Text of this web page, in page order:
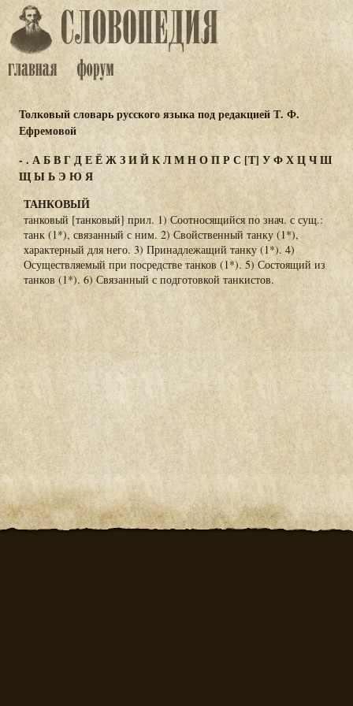
Толковый словарь русского языка под редакцией Т. Ф.
Ефремовой
- . АБВГДЕЁЖЗИЙКЛМНОПР С [Т] УФХЦЧШ
ЩЫЬЭ ЮЯ
ТАНКОВЫЙ
танковый [танковый] прил. 1) Соотносящийся по знач. с сущ.:
танк (1*), связанный с ним. 2) Свойственный танку (1*),
характерный для него. 3) Принадлежащий танку (1*). 4)
Осуществляемый при посредстве танков (1*). 5) Состоящий из
танков (1*). 6) Связанный с подготовкой танкистов.